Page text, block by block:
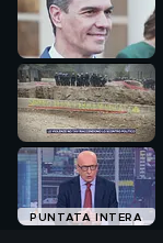
PUNTATA INTERA